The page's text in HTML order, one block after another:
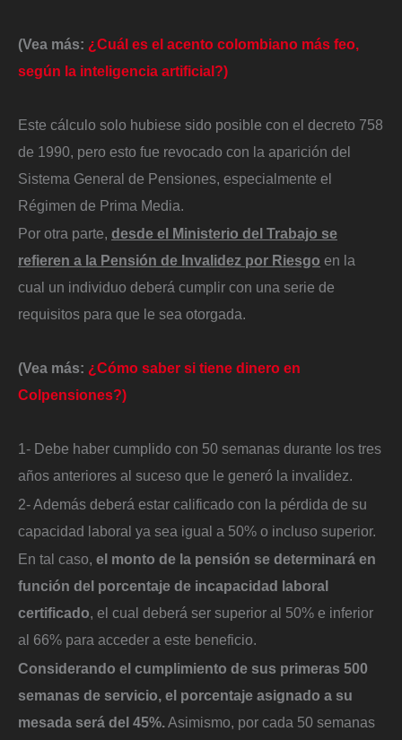
(Vea más: ¿Cuál es el acento colombiano más feo,
según la inteligencia artificial?)
Este cálculo solo hubiese sido posible con el decreto 758
de 1990, pero esto fue revocado con la aparición del
Sistema General de Pensiones, especialmente el
Régimen de Prima Media.
Por otra parte, desde el Ministerio del Trabajo se
refieren a la Pensión de Invalidez por Riesgo en la
cual un individuo deberá cumplir con una serie de
requisitos para que le sea otorgada.
(Vea más: ¿Cómo saber si tiene dinero en
Colpensiones?)
1- Debe haber cumplido con 50 semanas durante los tres
años anteriores al suceso que le generó la invalidez.
2- Además deberá estar calificado con la pérdida de su
capacidad laboral ya sea igual a 50% o incluso superior.
En tal caso, el monto de la pensión se determinará en
función del porcentaje de incapacidad laboral
certificado, el cual deberá ser superior al 50% e inferior
al 66% para acceder a este beneficio.
Considerando el cumplimiento de sus primeras 500
semanas de servicio, el porcentaje asignado a su
mesada será del 45%.Asimismo, por cada 50 semanas